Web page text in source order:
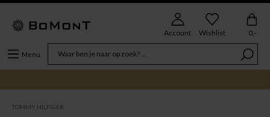
Menu
Account Wishlist 0,-
TOMMY HILFIGER